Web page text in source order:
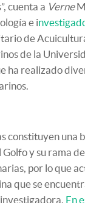
cuenta a Verne
e i
de
de la
ha realizado
constituyen
y su rama
por lo que
que se
En